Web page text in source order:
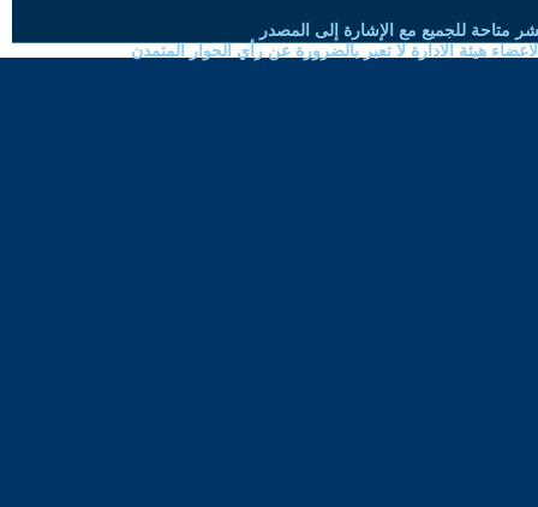
متاحة للجميع مع الإشارة إلى المصدر
هيئة الادارة لا تعبر بالضرورة عن رأي الحوار المتمدن